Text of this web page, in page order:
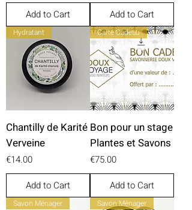
Add to Cart
Add to Cart
Hydratant
Chantilly de Karité
Verveine
Price
€14.00
Add to Cart
Carte Cadeau
Bon pour un stage
Plantes et Savons
Price
€75.00
Add to Cart
Savon Ménager Savon Ménager